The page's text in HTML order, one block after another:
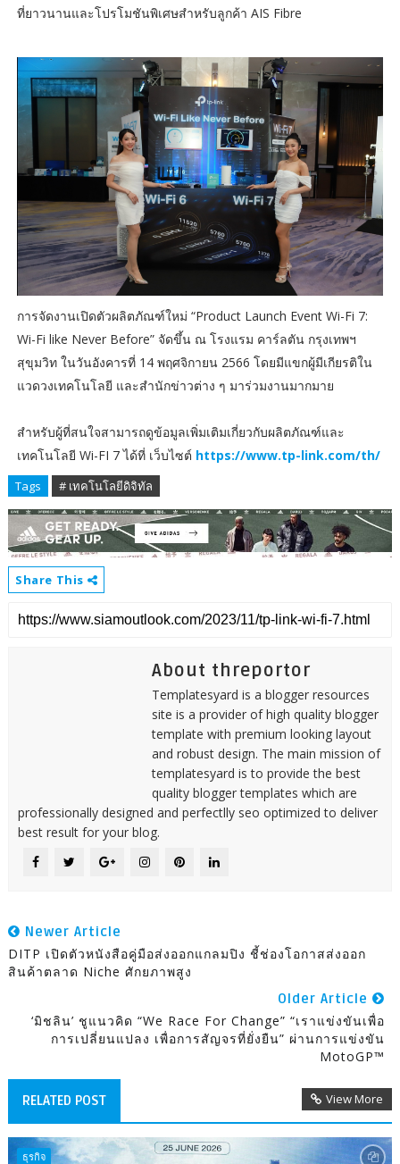
ที่ยาวนานและโปรโมชันพิเศษสำหรับลูกค้า AIS Fibre
การจัดงานเปิดตัวผลิตภัณฑ์ใหม่ “Product Launch Event Wi-Fi 7:
Wi-Fi like Never Before” จัดขึ้น ณ โรงแรม คาร์ลตัน กรุงเทพฯ
สุขุมวิท ในวันอังคารที่ 14 พฤศจิกายน 2566 โดยมีแขกผู้มีเกียรติใน
แวดวงเทคโนโลยี และสำนักข่าวต่าง ๆ มาร่วมงานมากมาย
สำหรับผู้ที่สนใจสามารถดูข้อมูลเพิ่มเติมเกี่ยวกับผลิตภัณฑ์และ
เทคโนโลยี Wi-FI 7 ได้ที่ เว็บไซต์ https://www.tp-link.com/th/
Tags # เทคโนโลยีดิจิทัล
Share This
About threportor
Templatesyard is a blogger resources
site is a provider of high quality blogger
template with premium looking layout
and robust design. The main mission of
templatesyard is to provide the best
quality blogger templates which are
professionally designed and perfectlly seo optimized to deliver
best result for your blog.
Newer Article
DITP เปิดตัวหนังสือคู่มือส่งออกแกลมปิง ชี้ช่องโอกาสส่งออก
สินค้าตลาด Niche ศักยภาพสูง
Older Article
‘มิชลิน’ ชูแนวคิด “We Race For Change” “เราแข่งขันเพื่อ
การเปลี่ยนแปลง เพื่อการสัญจรที่ยั่งยืน” ผ่านการแข่งขัน
MotoGP™
RELATED POST View More
ธุรกิจ